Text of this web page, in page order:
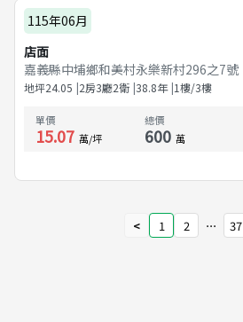
115年06月
店面
嘉義縣中埔鄉和美村永樂新村296之7號
地坪24.05 2房3廳2衛 38.8年 1樓/3樓
單價
15.07 萬/坪
總價
600 萬
< 1 2 ⋯ 37